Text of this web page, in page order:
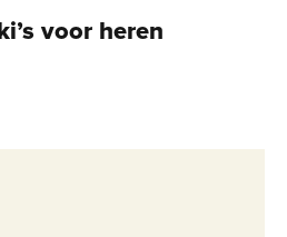
voor heren